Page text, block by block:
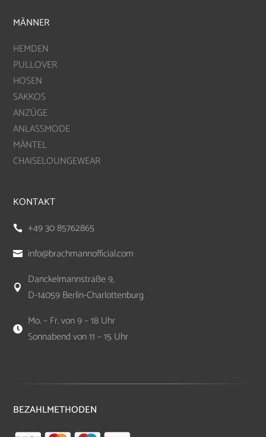
MÄNNER
HEMDEN
PULLOVER
HOSEN
SAKKOS
ANZÜGE
ANLASSMODE
MÄNTEL
CHAISELOUNGEWEAR
KONTAKT
 +49 30 85762865
 info@brachmannofficial.com

Danckelmannstraße 9,
D-14059 Berlin-Charlottenburg

Mo. – Fr. von 9 – 18 Uhr
Sonnabend von 11 – 15 Uhr
BEZAHLMETHODEN